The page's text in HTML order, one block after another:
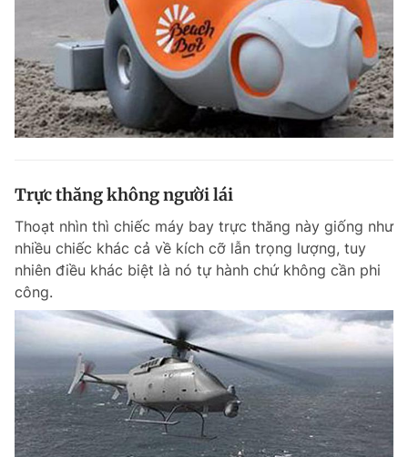
Trực thăng không người lái
Thoạt nhìn thì chiếc máy bay trực thăng này giống như
nhiều chiếc khác cả về kích cỡ lẫn trọng lượng, tuy
nhiên điều khác biệt là nó tự hành chứ không cần phi
công.